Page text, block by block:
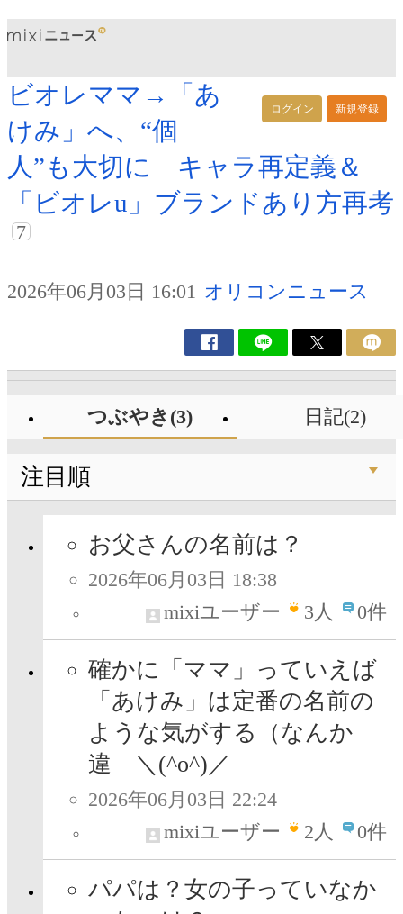
ログイン 新規登録
ビオレママ→「あ
けみ」へ、“個
人”も大切に キャラ再定義＆
「ビオレu」ブランドあり方再考
7
2026年06月03日 16:01 オリコンニュース
つぶやき(3) 日記(2)
注目順
お父さんの名前は？
2026年06月03日 18:38
mixiユーザー
3人 0件
確かに「ママ」っていえば
「あけみ」は定番の名前の
ような気がする（なんか
違 ＼(^o^)／
2026年06月03日 22:24
mixiユーザー
2人 0件
パパは？女の子っていなか